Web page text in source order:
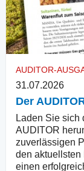
AUDITOR-
31.07.2026
Der
Laden Sie sich
AUDITOR
zuverlässigen
den aktuellsten
einen